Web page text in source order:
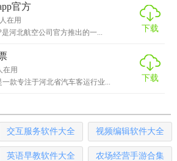
了更多额外的价值。整体而言，这是
务应用。
官方
人在用
河北航空公司官方推出的一...
下载
在用
款专注于河北省汽车客运行业...
下载
交互服务软件大全 视频编辑软件大全
英语早教软件大全 农场经营手游合集